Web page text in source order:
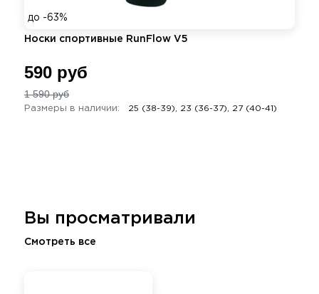
до -63%
Носки спортивные RunFlow V5
590 руб
1 590 руб
Размеры в наличии: 25 (38-39), 23 (36-37), 27 (40-41)
Вы просматривали
Смотреть все